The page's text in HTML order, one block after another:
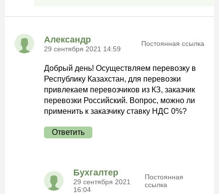
Александр
29 сентября 2021 14:59
Постоянная ссылка
Добрый день! Осуществляем перевозку в
Республику Казахстан, для перевозки
привлекаем перевозчиков из КЗ, заказчик
перевозки Российский. Вопрос, можно ли
применить к заказчику ставку НДС 0%?
Ответить
Бухгалтер
29 сентября 2021
16:04
Постоянная
ссылка